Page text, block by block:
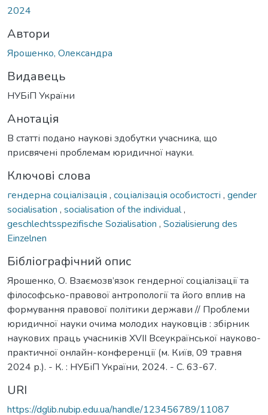
2024
Автори
Ярошенко, Олександра
Видавець
НУБіП України
Анотація
В статті подано наукові здобутки учасника, що
присвячені проблемам юридичної науки.
Ключові слова
гендерна соціалізація , соціалізація особистості , gender
socialisation , socialisation of the individual,
geschlechtsspezifische Sozialisation , Sozialisierung des
Einzelnen
Бібліографічний опис
Ярошенко, О. Взаємозв’язок гендерної соціалізації та
філософсько-правової антропології та його вплив на
формування правової політики держави // Проблеми
юридичної науки очима молодих науковців : збірник
наукових праць учасників ХVІI Всеукраїнської науково-
практичної онлайн-конференції (м. Київ, 09 травня
2024 р.). - К. : НУБіП України, 2024. - С. 63-67.
URI
https://dglib.nubip.edu.ua/handle/123456789/11087